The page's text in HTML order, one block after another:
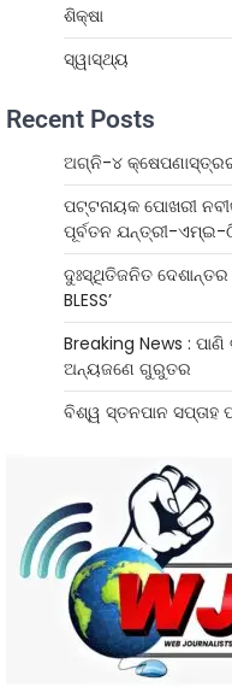
ଶିକ୍ଷା
ସ୍ୱାସ୍ଥ୍ୟ
Recent Posts
ଅଗ୍ନି-୪
ପଟ୍ଟନାୟକ ପୋଖରୀ
ପୂର୍ବତନ ଯନ୍ତ୍ରୀ-ଏମ୍‌ଇ-
ଦୁଃସ୍ଥିତିଜନିତ
BLESS’
Breaking News :
ଅନ୍ୟଜଣେ ଗୁରୁତର
ବିଶ୍ୱ ସ୍ତନପାନ ସପ୍ତାହ